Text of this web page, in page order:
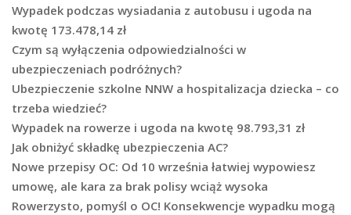
Wypadek podczas wysiadania z autobusu i ugoda na
kwotę 173.478,14 zł
Czym są wyłączenia odpowiedzialności w
ubezpieczeniach podróżnych?
Ubezpieczenie szkolne NNW a hospitalizacja dziecka – co
trzeba wiedzieć?
Wypadek na rowerze i ugoda na kwotę 98.793,31 zł
Jak obniżyć składkę ubezpieczenia AC?
Nowe przepisy OC: Od 10 września łatwiej wypowiesz
umowę, ale kara za brak polisy wciąż wysoka
Rowerzysto, pomyśl o OC! Konsekwencje wypadku mogą